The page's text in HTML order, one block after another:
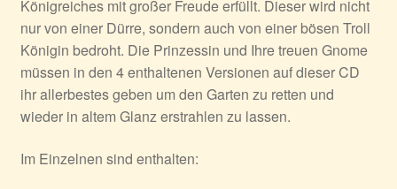
Königreiches mit großer Freude erfüllt. Dieser wird nicht
nur von einer Dürre, sondern auch von einer bösen Troll
Königin bedroht. Die Prinzessin und Ihre treuen Gnome
müssen in den 4 enthaltenen Versionen auf dieser CD
ihr allerbestes geben um den Garten zu retten und
wieder in altem Glanz erstrahlen zu lassen.
Im Einzelnen sind enthalten: